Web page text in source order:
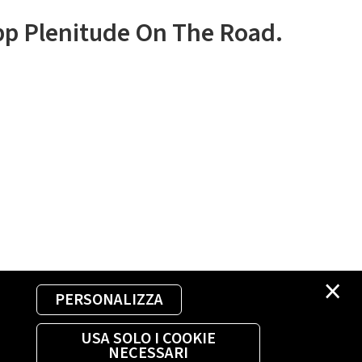
×
PERSONALIZZA
USA SOLO I COOKIE
NECESSARI
Plenitude On The Road.